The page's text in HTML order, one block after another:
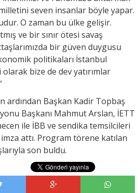
milletini seven insanlar böyle yapar.
O zaman bu ülke gelişir.
ve bir sınır ötesi savaş
bir güven duygusu
politikaları İstanbul
bize de dev yatırımlar
ardından Başkan Kadir Topbaş
Başkanı Mahmut Arslan, İETT
ile İBB ve sendika temsilcileri
attı. Program törene katılan
son buldu.